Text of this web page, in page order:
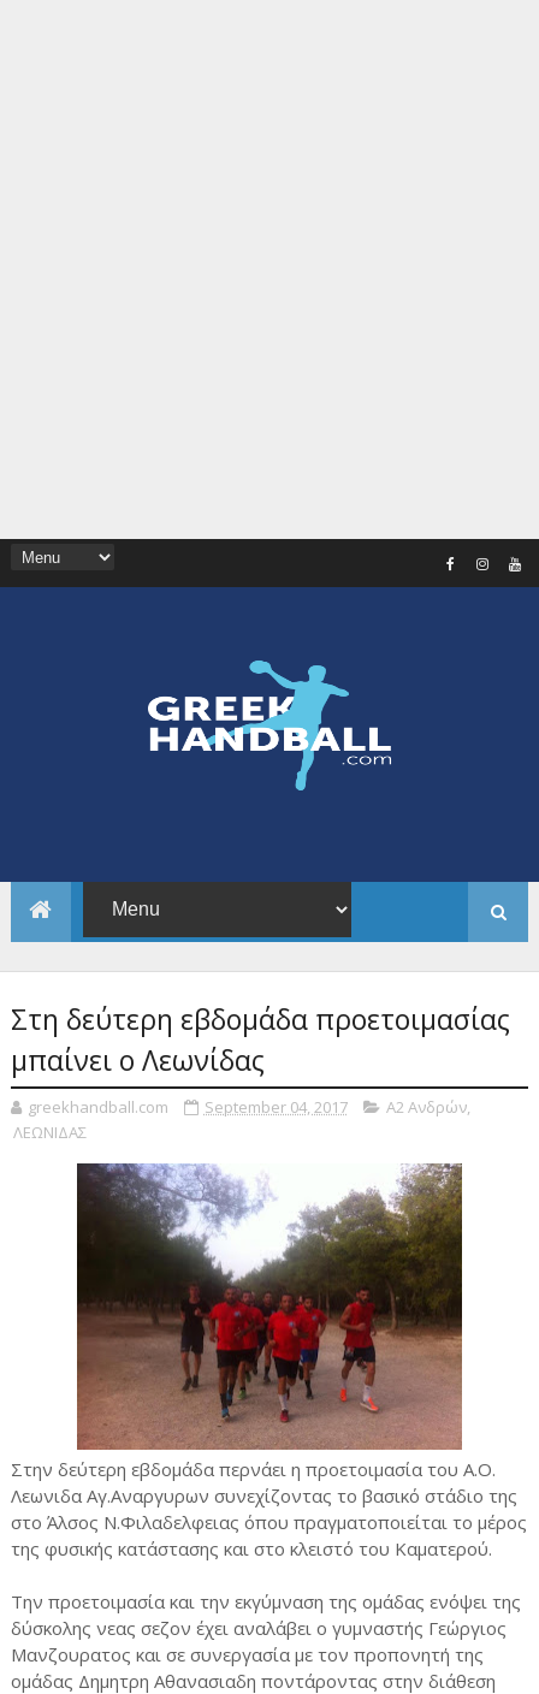
Στη δεύτερη εβδομάδα προετοιμασίας
μπαίνει ο Λεωνίδας
greekhandball.com September 04, 2017 Α2 Ανδρών,
ΛΕΩΝΙΔΑΣ
Στην δεύτερη εβδομάδα περνάει η προετοιμασία του Α.Ο.
Λεωνιδα Αγ.Αναργυρων συνεχίζοντας το βασικό στάδιο της
στο Άλσος Ν.Φιλαδελφειας όπου πραγματοποιείται το μέρος
της φυσικής κατάστασης και στο κλειστό του Καματερού.
Την προετοιμασία και την εκγύμναση της ομάδας ενόψει της
δύσκολης νεας σεζον έχει αναλάβει ο γυμναστής Γεώργιος
Μανζουρατος και σε συνεργασία με τον προπονητή της
ομάδας Δημητρη Αθανασιαδη ποντάροντας στην διάθεση